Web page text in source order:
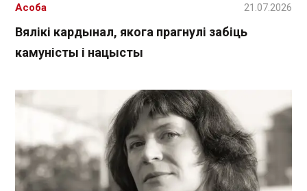
Вялікі кардынал, якога прагнулі забіць
камуністы і нацысты
Асоба 21.07.2026